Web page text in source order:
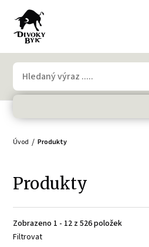
Úvod Produkty
Produkty
Zobrazeno 1 - 12 z 526 položek
Filtrovat